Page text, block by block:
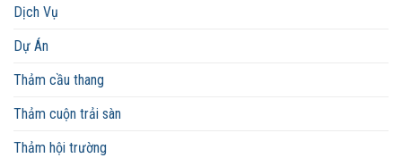
Dịch Vụ
Dự Án
Thảm cầu thang
Thảm cuộn trải sàn
Thảm hội trường